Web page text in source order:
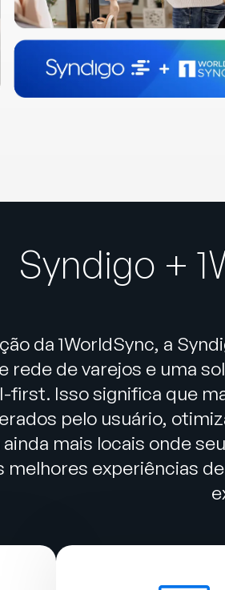
Syndigo +
da 1WorldSync, a
rede de varejos e uma
first. Isso significa que
pelo usuário,
mais locais onde
melhores experiências